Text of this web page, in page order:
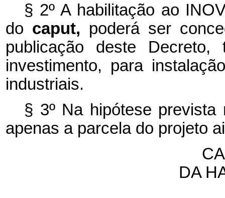
§ 2º A habilitação ao
do caput, poderá ser
publicação deste
investimento, para
industriais.
§ 3º Na hipótese
apenas a parcela do projeto
DA